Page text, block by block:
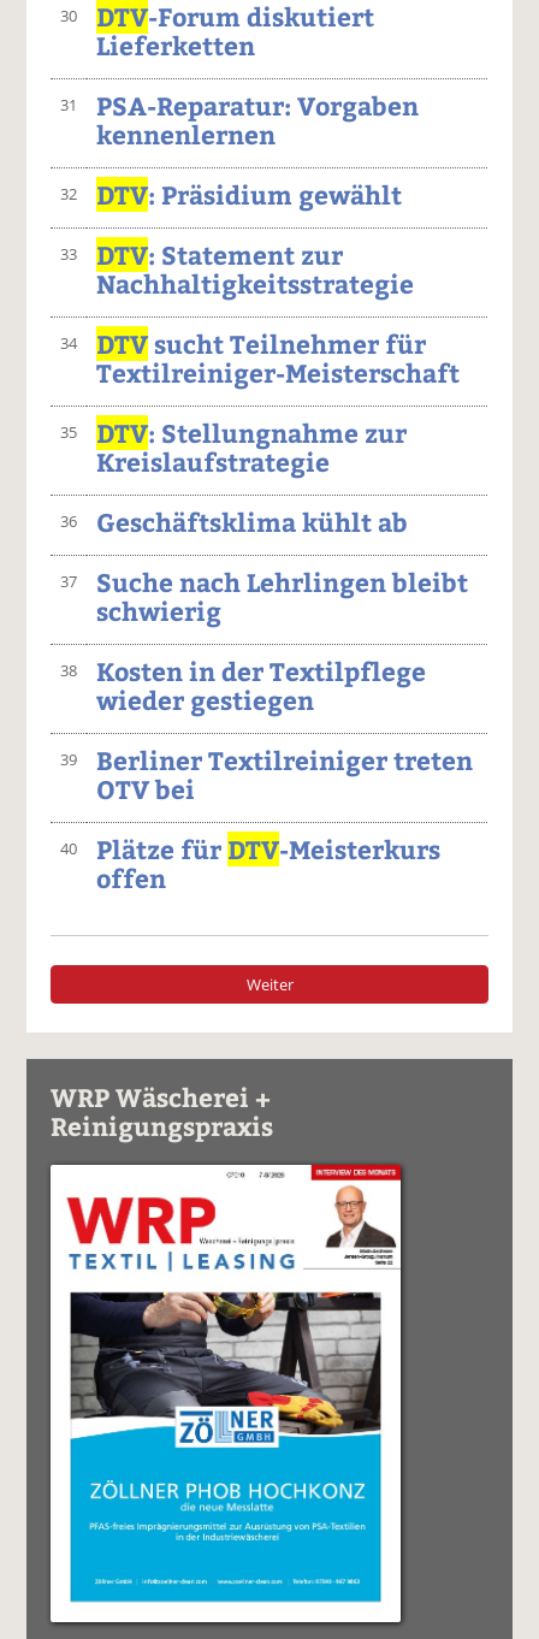
30 DTV-Forum diskutiert
Lieferketten
31
PSA-Reparatur: Vorgaben
kennenlernen
32 DTV: Präsidium gewählt
33 DTV: Statement zur
Nachhaltigkeitsstrategie
34 DTVsucht Teilnehmer für
Textilreiniger-Meisterschaft
35 DTV: Stellungnahme zur
Kreislaufstrategie
36 Geschäftsklima kühlt ab
37
Suche nach Lehrlingen bleibt
schwierig
38
Kosten in der Textilpflege
wieder gestiegen
39
Berliner Textilreiniger treten
OTV bei
40 Plätze für DTV-Meisterkurs
offen
Weiter
WRP Wäscherei +
Reinigungspraxis